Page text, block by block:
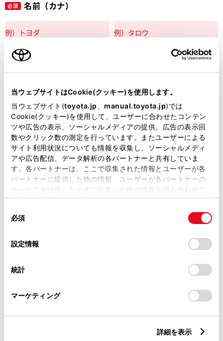
当ウェブサイトはCookie(クッキー)を使用します。
当ウェブサイト(toyota.jp manual.toyota.jp)では
Cookie(クッキー)を使用して、ユーザーに合わせたコンテン
ツや広告の表示、ソーシャルメディアの提供、広告の表示回
数やクリック数の測定を行っています。またユーザーによる
サイト利用状況についても情報を収集し、ソーシャルメディ
アや広告配信、データ解析の各パートナーと共有していま
す。各パートナーは、ここで収集された情報とユーザーが各
パートナーに提供した他の情報、ユーザーが各パートナーの
サービスを使用したときに収集した他の情報を組み合わせて
使用することがあります。当ウェブサイトの使用を続行する
デバイスにすべてのCookie(クッキー)が保存されることに同
意したことになります。Cookie(クッキー)のオプトアウト、
設定の変更、同意を撤回したりするにあたっては、当社の
「Cookie（クッキー）情報の取り扱いについて
」をご覧くだ
必須
設定情報
統計
マーケティング
詳細を表示
必須 名前（カナ）
郵便番号
住所自動入力
必須 都道府県
市区町村名